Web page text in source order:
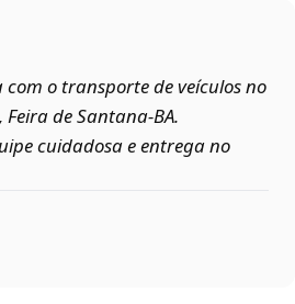
com o transporte de veículos no
de Santana‑BA.
cuidadosa e entrega no